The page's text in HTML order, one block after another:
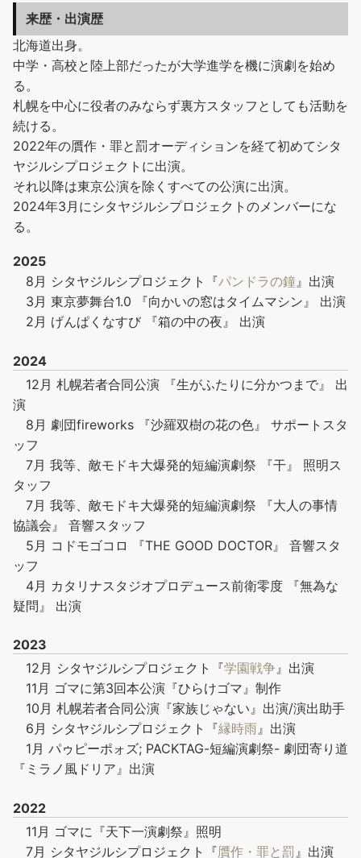
来歴・出演歴
北海道出身。
中学・高校と陸上部だったが大学進学を機に演劇を始め
る。
札幌を中心に役者のみならず裏方スタッフとしても活動を
続ける。
2022年の贋作・罪と罰オーディションを経て初めてシタ
ヤジルシプロジェクトに出演。
それ以降は東京公演を除くすべての公演に出演。
2024年3月にシタヤジルシプロジェクトのメンバーにな
る。
2025
8月 シタヤジルシプロジェクト『パンドラの鐘 』出演
3月 東京夢舞台1.0 『向かいの窓はタイムマシン』 出演
2月 げんぱくなすび 『箱の中の夜』 出演
2024
12月 札幌若者合同公演 『生がふたりに分かつまで』 出
演
8月 劇団fireworks 『沙羅双樹の花の色』 サポートスタ
ッフ
7月 我等、敵モドキ大爆発的短編演劇祭 『干』 照明ス
タッフ
7月 我等、敵モドキ大爆発的短編演劇祭 『大人の事情
協議会』 音響スタッフ
5月 コドモゴコロ 『THE GOOD DOCTOR』 音響スタ
ッフ
4月 カタリナスタジオプロデュース前衛零度 『無為な
疑問』 出演
2023
12月 シタヤジルシプロジェクト『学園戦争』出演
11月 ゴマに第3回本公演『ひらけゴマ』制作
10月 札幌若者合同公演『家族じゃない』出演/演出助手
6月 シタヤジルシプロジェクト『縁時雨』出演
1月 パゥピーポォズ; PACKTAG-短編演劇祭- 劇団寄り道
『ミラノ風ドリア』出演
2022
11月 ゴマに『天下一演劇祭』照明
7月 シタヤジルシプロジェクト『贋作・罪と罰 』出演